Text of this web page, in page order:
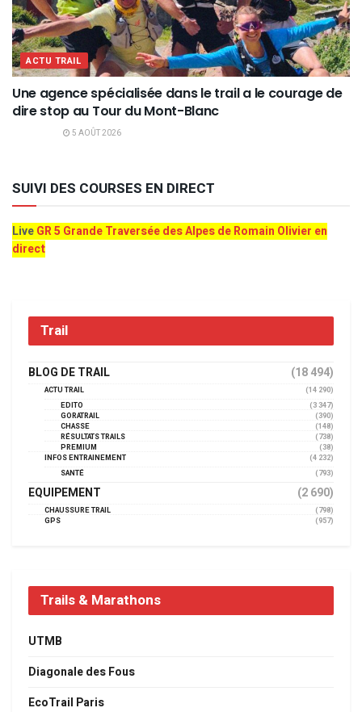
ACTU TRAIL
Une agence spécialisée dans le trail a le courage de
dire stop au Tour du Mont-Blanc
5 AOÛT 2026
SUIVI DES COURSES EN DIRECT
LiveGR 5 Grande Traversée des Alpes de Romain Olivier en
direct
Trail
BLOG DE TRAIL (18 494)
ACTU TRAIL
(14 290)
EDITO
(3 347)
GORATRAIL
(390)
CHASSE
(148)
RÉSULTATS TRAILS
(738)
PREMIUM
(38)
INFOS ENTRAINEMENT
(4 232)
SANTÉ
(793)
EQUIPEMENT (2 690)
CHAUSSURE TRAIL
(798)
GPS
(957)
Trails & Marathons
UTMB
Diagonale des Fous
EcoTrail Paris